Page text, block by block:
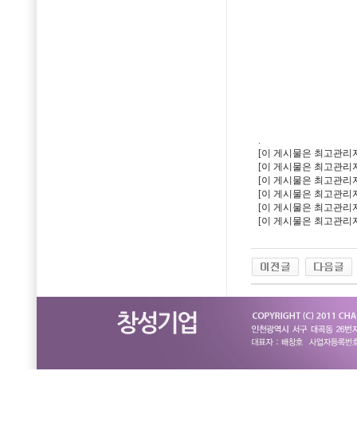
.
[이 게시물은 최고관리
[이 게시물은 최고관리
[이 게시물은 최고관리
[이 게시물은 최고관리
[이 게시물은 최고관리
[이 게시물은 최고관리